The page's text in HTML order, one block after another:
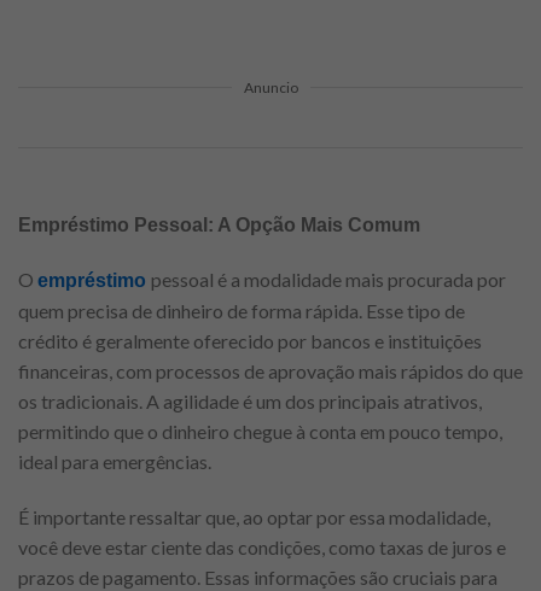
Anuncio
Empréstimo Pessoal: A Opção Mais Comum
O empréstimo pessoal é a modalidade mais procurada por
quem precisa de dinheiro de forma rápida. Esse tipo de
crédito é geralmente oferecido por bancos e instituições
financeiras, com processos de aprovação mais rápidos do que
os tradicionais. A agilidade é um dos principais atrativos,
permitindo que o dinheiro chegue à conta em pouco tempo,
ideal para emergências.
É importante ressaltar que, ao optar por essa modalidade,
você deve estar ciente das condições, como taxas de juros e
prazos de pagamento. Essas informações são cruciais para